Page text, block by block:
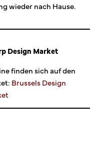
wieder nach Hause.
Design Market
finden sich auf den
Brussels Design